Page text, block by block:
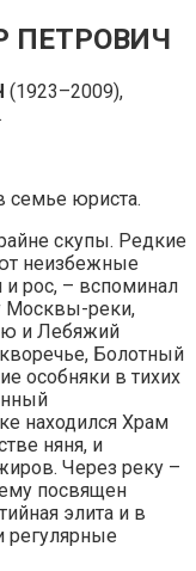
ПЕТРОВИЧ
(1923–2009),
семье юриста.
скупы. Редкие
неизбежные
рос, – вспоминал
Москвы-реки,
и Лебяжий
Болотный
особняки в тихих
находился Храм
няня, и
Через реку –
посвящен
элита и в
регулярные